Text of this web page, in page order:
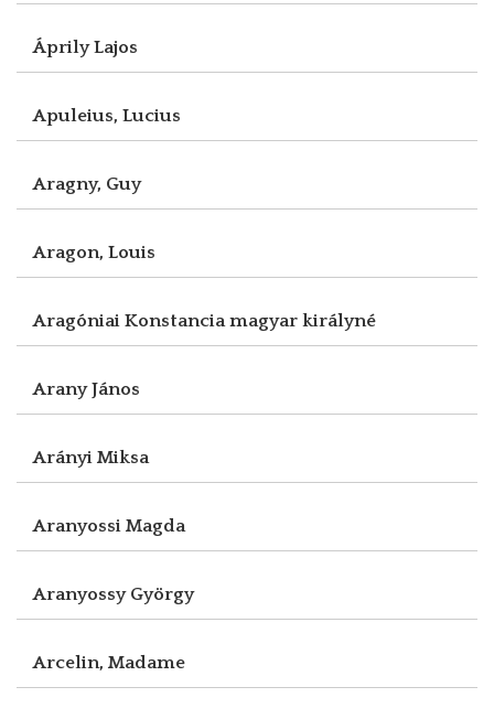
Áprily Lajos
Apuleius, Lucius
Aragny, Guy
Aragon, Louis
Aragóniai Konstancia magyar királyné
Arany János
Arányi Miksa
Aranyossi Magda
Aranyossy György
Arcelin, Madame